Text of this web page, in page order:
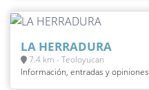
LA HERRADURA
7.4 km - Teoloyucan
Información, entradas y opiniones